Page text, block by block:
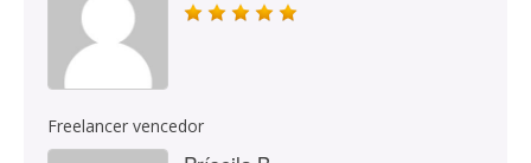
Freelancer vencedor